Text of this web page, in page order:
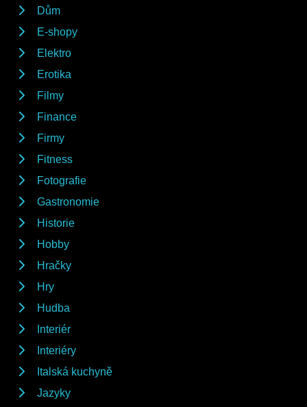
Dům
E-shopy
Elektro
Erotika
Filmy
Finance
Firmy
Fitness
Fotografie
Gastronomie
Historie
Hobby
Hračky
Hry
Hudba
Interiér
Interiéry
Italská kuchyně
Jazyky